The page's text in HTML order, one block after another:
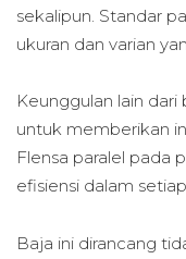
sekalipun. Standar
ukuran dan varian
Keunggulan lain
untuk memberikan
Flensa paralel pada
efisiensi dalam
Baja ini dirancang